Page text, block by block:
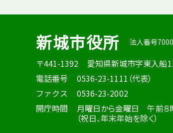
新城市役所 法人番号
〒441-1392
愛知県新城市字東入船
電話番号
0536-23-1111（代表）
ファクス
0536-23-2002
開庁時間
月曜日から金曜日 午前８
（祝日、年末年始を除く）